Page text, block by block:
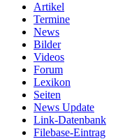
Artikel
Termine
News
Bilder
Videos
Forum
Lexikon
Seiten
News Update
Link-Datenbank
Filebase-Eintrag